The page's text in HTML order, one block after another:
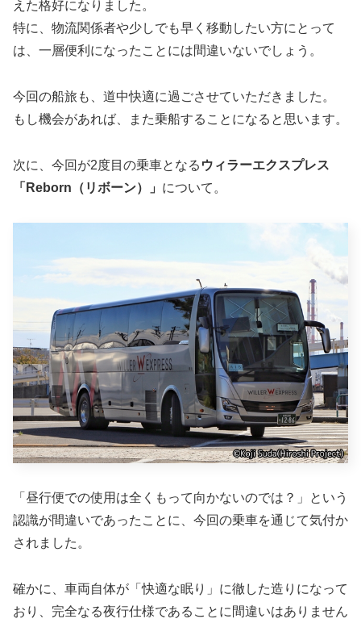
えた格好になりました。
特に、物流関係者や少しでも早く移動したい方にとって
は、一層便利になったことには間違いないでしょう。
今回の船旅も、道中快適に過ごさせていただきました。
もし機会があれば、また乗船することになると思います。
次に、今回が2度目の乗車となる ウィラーエクスプレス
「Reborn（リボーン）」 について。
「昼行便での使用は全くもって向かないのでは？」という
認識が間違いであったことに、今回の乗車を通じて気付か
されました。
確かに、車両自体が「快適な眠り」に徹した造りになって
おり、完全なる夜行仕様であることに間違いはありません